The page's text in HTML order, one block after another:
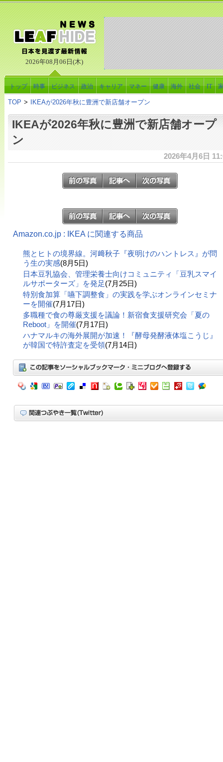
2026年08月06日(木)
トップ 時事 ビジネス 政治 キャリア マネー 健康 海外 社会 IT
TOP > IKEAが2026年秋に豊洲で新店舗オープン
IKEAが2026年秋に豊洲で新店舗オープ
ン
2026年4月6日
Amazon.co.jp : IKEA に関連する商品
熊とヒトの境界線。河﨑秋子『夜明けのハントレス』が問
う生の実感(8月5日)
日本豆乳協会、管理栄養士向けコミュニティ「豆乳スマイ
ルサポーターズ」を発足(7月25日)
特別食加算「嚥下調整食」の実践を学ぶオンラインセミナ
ーを開催(7月17日)
多職種で食の尊厳支援を議論！新宿食支援研究会「夏の
Reboot」を開催(7月17日)
ハナマルキの海外展開が加速！『酵母発酵液体塩こうじ』
が韓国で特許査定を受領(7月14日)